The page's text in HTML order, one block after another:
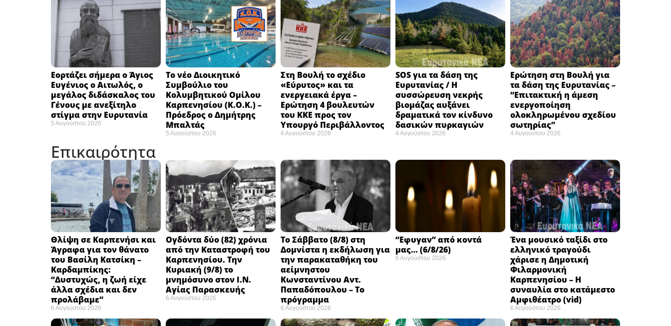
Εορτάζει σήμερα ο Άγιος
Ευγένιος ο Αιτωλός, ο
μεγάλος διδάσκαλος του
Γένους με ανεξίτηλο
στίγμα στην Ευρυτανία
5 Αυγούστου 2026
Το νέο Διοικητικό
Συμβούλιο του
Κολυμβητικού Ομίλου
Καρπενησίου (Κ.Ο.Κ.) –
Πρόεδρος ο Δημήτρης
Μπαλτάς
5 Αυγούστου 2026
Στη Βουλή το σχέδιο
«Εύρυτος» και τα
ενεργειακά έργα –
Ερώτηση 4 βουλευτών
του ΚΚΕ προς τον
Υπουργό Περιβάλλοντος
4 Αυγούστου 2026
SOS για τα δάση της
Ευρυτανίας / Η
συσσώρευση νεκρής
βιομάζας αυξάνει
δραματικά τον κίνδυνο
δασικών πυρκαγιών
4 Αυγούστου 2026
Ερώτηση στη Βουλή για
τα δάση της Ευρυτανίας –
“Eπιτακτική η άμεση
ενεργοποίηση
ολοκληρωμένου σχεδίου
σωτηρίας”
4 Αυγούστου 2026
Επικαιρότητα
Θλίψη σε Καρπενήσι και
Άγραφα για τον θάνατο
του Βασίλη Κατσίκη –
Καρδαμπίκης:
“Δυστυχώς, η ζωή είχε
άλλα σχέδια και δεν
προλάβαμε”
6 Αυγούστου 2026
Ογδόντα δύο (82) χρόνια
από την Καταστροφή του
Καρπενησίου. Την
Κυριακή (9/8) το
μνημόσυνο στον Ι.Ν.
Αγίας Παρασκευής
6 Αυγούστου 2026
Το Σάββατο (8/8) στη
Δομνίστα η εκδήλωση για
την παρακαταθήκη του
αείμνηστου
Κωνσταντίνου Αντ.
Παπαδόπουλου – Το
πρόγραμμα
6 Αυγούστου 2026
“Εφυγαν” από κοντά
μας… (6/8/26)
6 Αυγούστου 2026
Ένα μουσικό ταξίδι στο
ελληνικό τραγούδι
χάρισε η Δημοτική
Φιλαρμονική
Καρπενησίου – Η
συναυλία στο κατάμεστο
Αμφιθέατρο (vid)
6 Αυγούστου 2026